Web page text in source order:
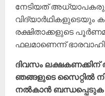
നേടിയത്
വിദ്യാർഥികളുടെയും
രക്ഷിതാക്കളുടെ
ഫലമാണെന്ന്
ദിവസം
ഞങ്ങളുടെ സൈറ്റിൽ
നൽകാൻ ബന്ധപ്പെടുക